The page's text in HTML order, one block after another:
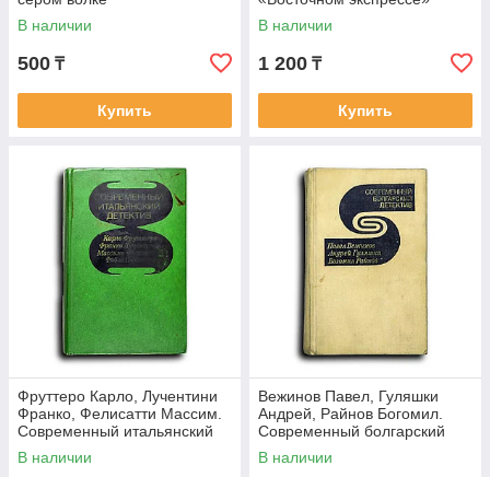
В наличии
500 ₸
Купить
В наличии
1 200 ₸
Купить
Фруттеро Карло, Лучентини
Франко, Фелисатти Массим.
Современный итальянский
детектив: Его посетило в
В наличии
Вежинов Павел, Гуляшки
Андрей, Райнов Богомил.
Современный болгарский
детектив: Добровольное
признание.
В наличии